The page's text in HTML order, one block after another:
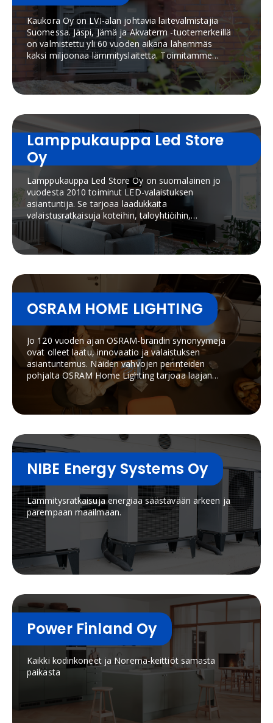
Kaukora Oy on LVI-alan johtavia laitevalmistajia
Suomessa. Jäspi, Jämä ja Akvaterm -tuotemerkeillä
on valmistettu yli 60 vuoden aikana lähemmäs
kaksi miljoonaa lämmityslaitetta. Toimitamme
lämmitysjärjestelmiä kaiken kokoisiin kiinteistöihin
asuinkiinteistöistä teollisuuteen ja maatiloille sekä
urheiluhalleihin ja kauppakeskuksiin.
Lamppukauppa Led Store
Oy
Lamppukauppa Led Store Oy on suomalainen jo
vuodesta 2010 toiminut LED-valaistuksen
asiantuntija. Se tarjoaa laadukkaita
valaistusratkaisuja koteihin, taloyhtiöihin,
liiketiloihin ja julkisiin kohteisiin. Yrityksen
valikoimaan kuuluvat LED-valaisimet, LED-nauhat,
alasvalot, ulkovalaisimet, älyvalaistusratkaisut
tunnetaan erityisesti laadukkaasta värintoistosta,
energiatehokkaista tuotteista ja asiantuntevasta
valaistussuunnittelusta.
OSRAM HOME LIGHTING
Jo 120 vuoden ajan OSRAM-brändin synonyymejä
ovat olleet laatu, innovaatio ja valaistuksen
asiantuntemus. Näiden vahvojen perinteiden
pohjalta OSRAM Home Lighting tarjoaa laajan
valikoiman moderneja ja energiatehokkaita
valaistusratkaisuja, jotka on suunniteltu tekemään
kodeista viihtyisämpiä, toimivampia ja
älyvalaistustuotteita, joita voidaan kätevästi
ohjata älypuhelimella tai ääniohjauksella,
tyylikkäitä ja toiminnallisia LED-valaisimia, ikonisia
sisustusvalaisimia kuten Vintage Edition 1906, sekä
suorituskykyisiä LED-lamppuja jokapäiväiseen
käyttöön.Kotien yleisvalaistukseen suunnitellut
OSRAM Home Lighting -tuotteet kehittää,
markkinoi ja jakelee LEDVANCE OSRAM-
tuotemerkin virallisena lisenssinhaltijana.
Yhdistämällä OSRAM-brändin arvot ja maine
LEDVANCEn syvälliseen osaamiseen,
teknologioihin ja laatuvaatimuksiin syntyy
valaistusratkaisuja, joissa yhdistyvät muotoilu,
tuntuu juuri oikealta kodissa.
NIBE Energy Systems Oy
Lämmitysratkaisuja energiaa säästävään arkeen ja
parempaan maailmaan.
Power Finland Oy
Kaikki kodinkoneet ja Norema-keittiöt samasta
paikasta